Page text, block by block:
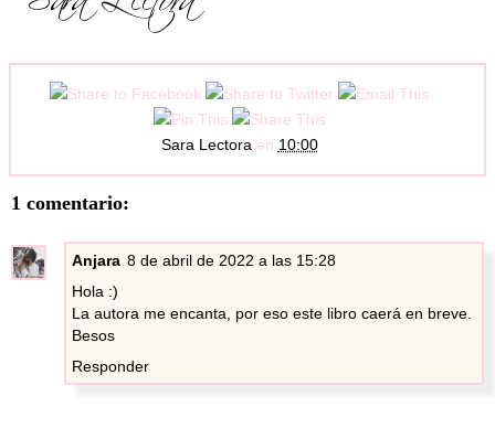
Sara Lectora en 10:00
1 comentario:
Anjara 8 de abril de 2022 a las 15:28
Hola :)
La autora me encanta, por eso este libro caerá en breve.
Besos
Responder